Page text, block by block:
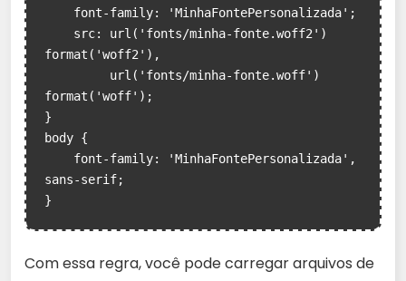
format('woff2'),
format('woff');
}
body {
sans-serif;
}
Com essa regra, você pode carregar arquivos de